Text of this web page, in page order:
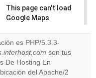
This page can't load
Google Maps
Do you
website?
OK
es PHP/5.3.3-
son tus
De Hosting En
del Apache/2